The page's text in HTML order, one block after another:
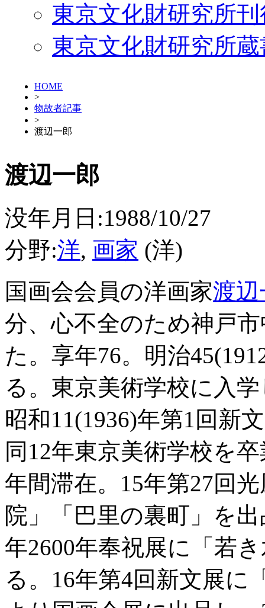
東京文化財研究所
東京文化財研究所
HOME
>
物故者記事
>
渡辺一郎
渡辺一郎
没年月日:1988/10/27
分野:洋, 画家 (洋)
国画会会員の洋画家渡辺
分、心不全のため神戸
た。享年76。明治
る。東京美術学校に入
昭和11(1936)年第1回新
同12年東京美術学校を
年間滞在。15年第27回
院」「巴里の裏町」を
年2600年奉祝展に「若
る。16年第4回新文展に